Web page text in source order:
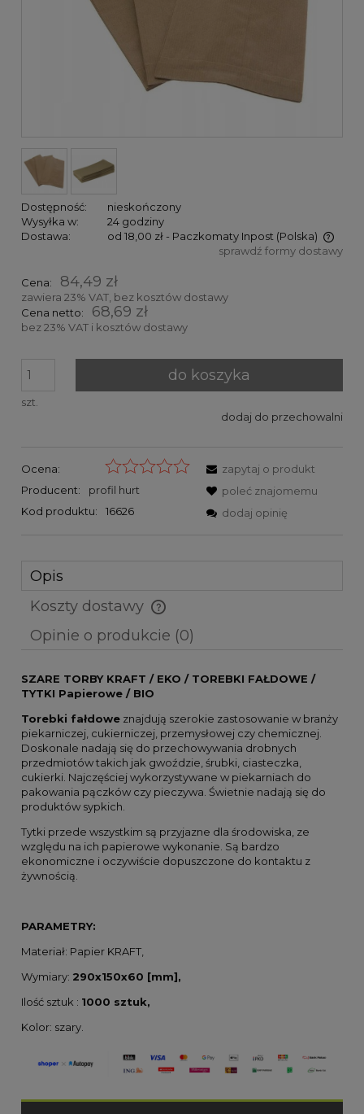
Dostępność:
nieskończony
Wysyłka w:
24 godziny
Dostawa:
od 18,00 zł - Paczkomaty Inpost (Polska)
Cena nie zawiera ewentualnych kosztów płatności
sprawdź formy dostawy
Cena: 84,49 zł
zawiera 23% VAT, bez kosztów dostawy
Cena netto:
68,69 zł
bez 23% VAT i kosztów dostawy
szt.
do koszyka
dodaj do przechowalni
Ocena:
Producent:
profil hurt
Kod produktu:
16626
zapytaj o produkt
poleć znajomemu
dodaj opinię
Opis
Koszty dostawy
Cena nie zawiera ewentualnych kosztów płatności
Opinie o produkcie (0)
SZARE TORBY KRAFT / EKO / TOREBKI FAŁDOWE /
TYTKI Papierowe / BIO
Torebki fałdowe znajdują szerokie zastosowanie w branży
piekarniczej, cukierniczej, przemysłowej czy chemicznej.
Doskonale nadają się do przechowywania drobnych
przedmiotów takich jak gwoździe, śrubki, ciasteczka,
cukierki. Najczęściej wykorzystywane w piekarniach do
pakowania pączków czy pieczywa. Świetnie nadają się do
produktów sypkich.
Tytki przede wszystkim są przyjazne dla środowiska, ze
względu na ich papierowe wykonanie. Są bardzo
ekonomiczne i oczywiście dopuszczone do kontaktu z
żywnością.
PARAMETRY:
Materiał: Papier KRAFT,
Wymiary: 290x150x60 [mm],
Ilość sztuk : 1000 sztuk,
Kolor: szary.